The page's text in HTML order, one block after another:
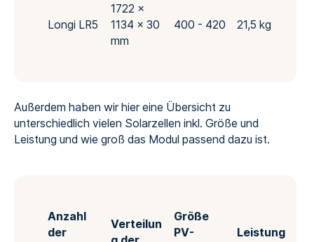
Longi LR5
1722 x
1134 x 30
mm
400 - 420 21,5 kg
Außerdem haben wir hier eine Übersicht zu
unterschiedlich vielen Solarzellen inkl. Größe und
Leistung und wie groß das Modul passend dazu ist.
Anzahl
der
Verteilun
Größe
PV-
Leistung